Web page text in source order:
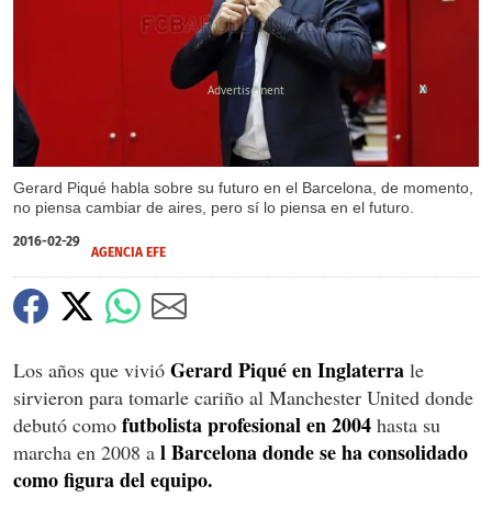
Gerard Piqué habla sobre su futuro en el Barcelona, de momento,
no piensa cambiar de aires, pero sí lo piensa en el futuro.
X
2016-02-29
AGENCIA EFE
Los años que vivió Gerard Piqué en Inglaterra le
sirvieron para tomarle cariño al Manchester United donde
debutó como futbolista profesional en 2004 hasta su
marcha en 2008 a l Barcelona donde se ha consolidado
como figura del equipo.